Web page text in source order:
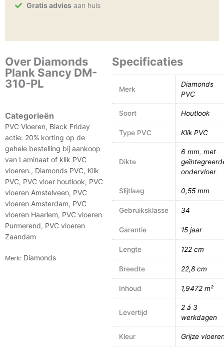
Gratis adviesaan huis
Over Diamonds
Plank Sancy DM-
310-PL
Categorieën
PVC Vloeren, Black Friday
actie: 20% korting op de
gehele bestelling bij aankoop
van Laminaat of klik PVC
vloeren., Diamonds PVC, Klik
PVC, PVC vloer houtlook, PVC
vloeren Amstelveen, PVC
vloeren Amsterdam, PVC
vloeren Haarlem, PVC vloeren
Purmerend, PVC vloeren
Zaandam
Merk: Diamonds
Specificaties
Merk
Diamonds
PVC
Soort Houtlook
Type PVC Klik PVC
Dikte
6 mm, met
ondervloer
Slijtlaag 0,55 mm
Gebruiksklasse 34
Garantie 15 jaar
Lengte 122 cm
Breedte 22,8 cm
Inhoud 1,9472 m²
Levertijd
2 á 3
werkdagen
Kleur Grijze